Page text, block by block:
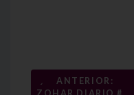
Navegación
←
ANTERIOR: